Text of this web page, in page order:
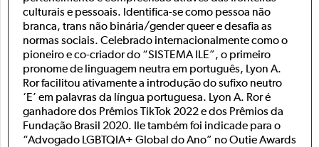
culturais e pessoais. Identifica-se como pessoa não
branca, trans não binária/gender queer e desafia as
normas sociais. Celebrado internacionalmente como o
pioneiro e co-criador do “SISTEMA ILE”, o primeiro
pronome de linguagem neutra em português, Lyon A.
Ror facilitou ativamente a introdução do sufixo neutro
‘E’ em palavras da língua portuguesa. Lyon A. Ror é
ganhadore dos Prêmios TikTok 2022 e dos Prêmios da
Fundação Brasil 2020. Ile também foi indicade para o
“Advogado LGBTQIA+ Global do Ano” no Outie Awards